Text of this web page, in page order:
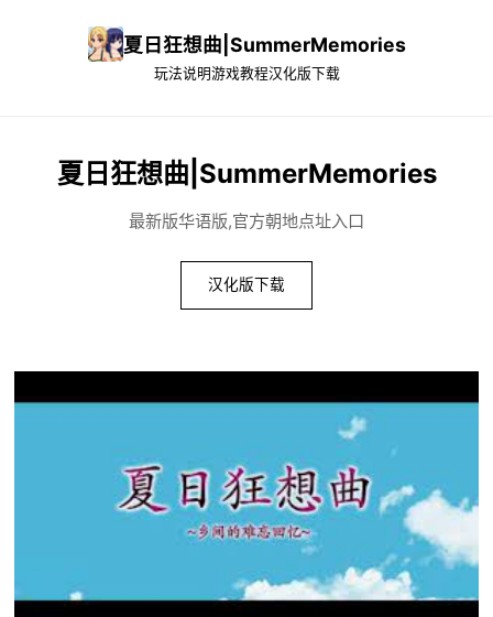
夏日狂想曲|SummerMemories
玩法说明游戏教程汉化版下载
夏日狂想曲|SummerMemories
最新版华语版,官方朝地点址入口
汉化版下载